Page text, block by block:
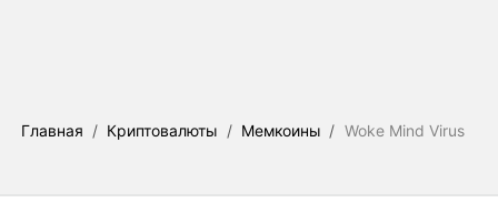
Главная / Криптовалюты / Мемкоины / Woke Mind Virus